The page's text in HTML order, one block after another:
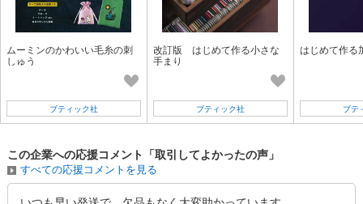
ムーミンのかわいい毛糸の刺
しゅう
ブティック社
改訂版 はじめて作る小さな
手まり
ブティック社
はじめて作る
ブテ
この企業への応援コメント「取引してよかったの声」
すべての応援コメントを見る